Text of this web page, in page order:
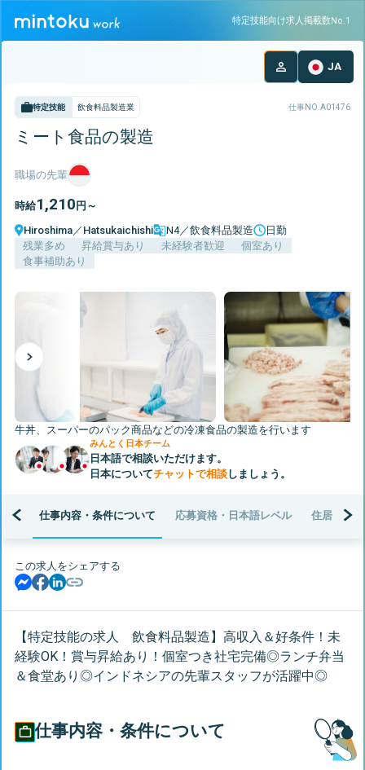
特定技能向け求人掲載数No.1
JA
特定技能 飲食料品製造業 仕事NO. A01476
ミート食品の製造
時給1,210 円～
職場の先輩
Hiroshima／ Hatsukaichishi N4／飲食料品製造
日勤
残業多め
昇給賞与あり 未経験者歓迎
個室あり
食事補助あり
Next
牛丼、スーパーのパック商品などの冷凍食品の製造を行います
みんとく日本チーム
日本語で相談いただけます。
日本についてチャットで相談しましょう。
仕事内容・条件について 応募資格・日本語レベル 住居・生
この求人をシェアする
【特定技能の求人 飲食料品製造】高収入＆好条件！未
経験OK！賞与昇給あり！個室つき社宅完備◎ランチ弁当
＆食堂あり◎インドネシアの先輩スタッフが活躍中◎
仕事内容・条件について